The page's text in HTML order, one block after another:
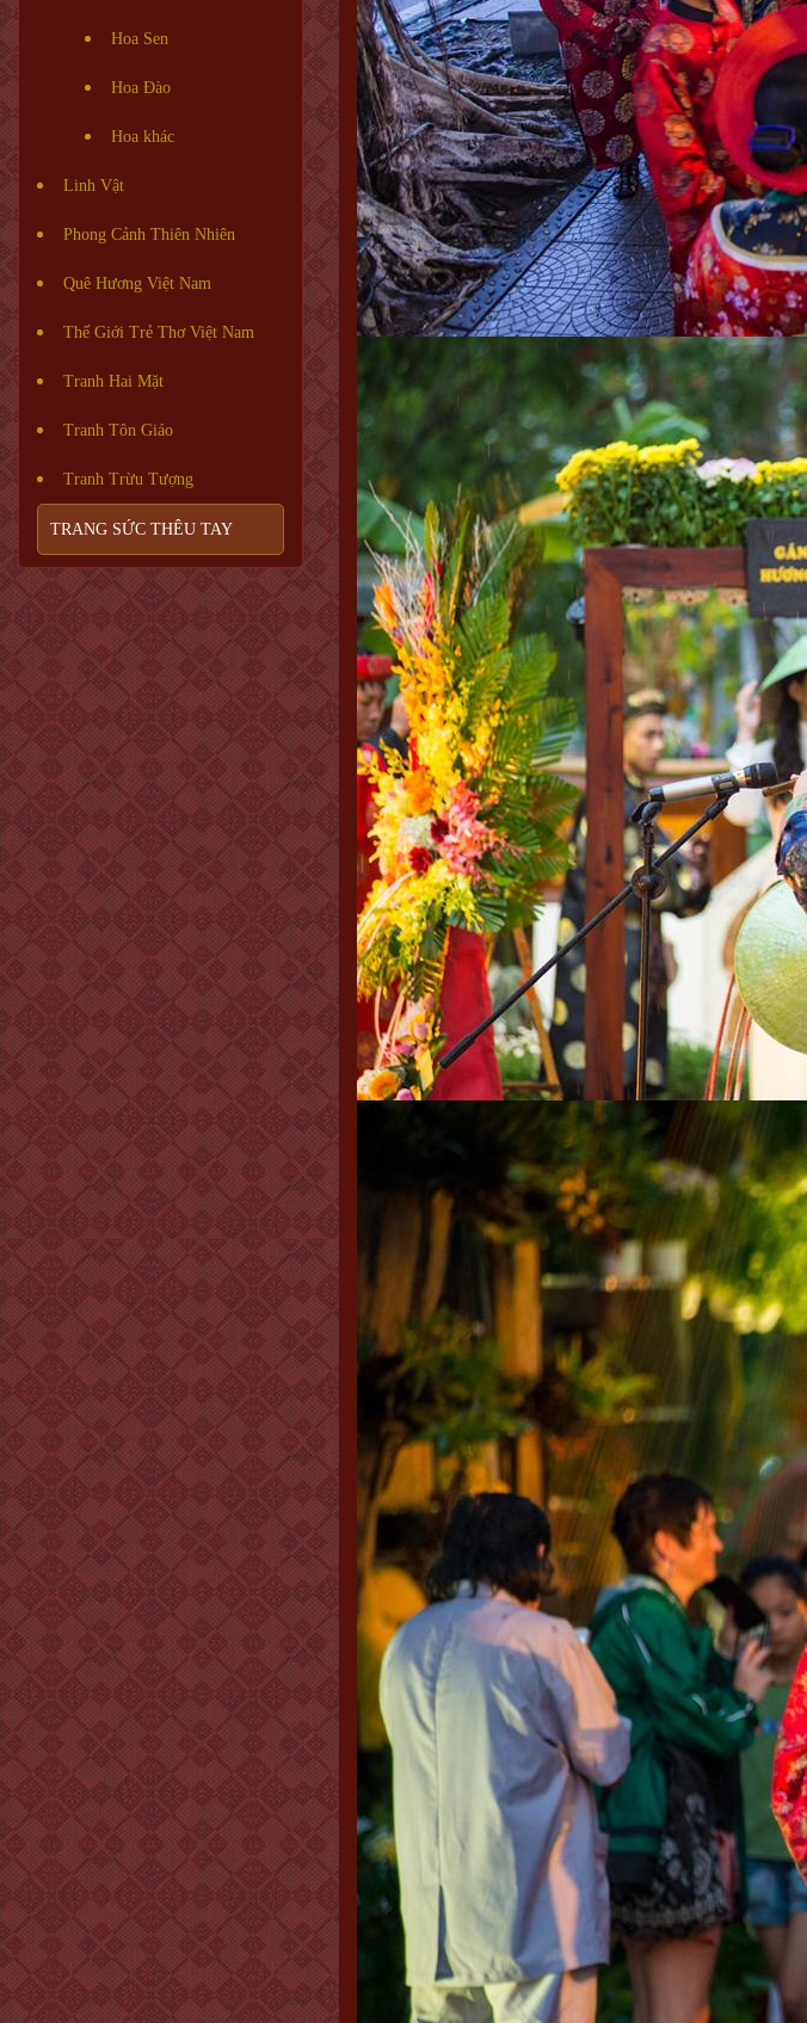
Hoa Sen
Hoa Đào
Hoa khác
Linh Vật
Phong Cảnh Thiên Nhiên
Quê Hương Việt Nam
Thế Giới Trẻ Thơ Việt Nam
Tranh Hai Mặt
Tranh Tôn Giáo
Tranh Trừu Tượng
TRANG SỨC THÊU TAY